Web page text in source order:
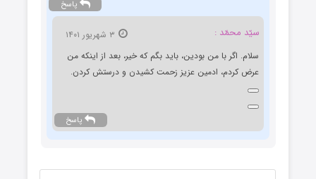
پاسخ
سیّد محمّد :
سلام. اگر با من بودین، باید بگم که خیر، بعد از اینکه من
عرض کردم، ادمین عزیز زحمت کشیدن و درستش کردن.
پاسخ